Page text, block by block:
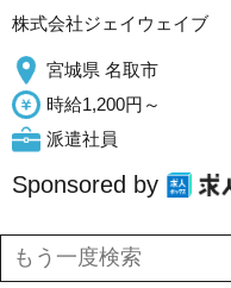
株式会社ジェイウェイブ
宮城県 名取市
時給1,200円～
派遣社員
Sponsored by